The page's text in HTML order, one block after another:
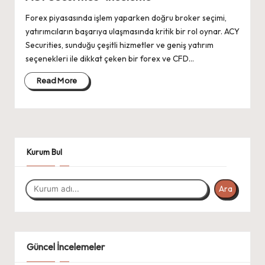
Forex piyasasında işlem yaparken doğru broker seçimi,
yatırımcıların başarıya ulaşmasında kritik bir rol oynar. ACY
Securities, sunduğu çeşitli hizmetler ve geniş yatırım
seçenekleri ile dikkat çeken bir forex ve CFD…
Read More
Kurum Bul
Ara
Güncel İncelemeler